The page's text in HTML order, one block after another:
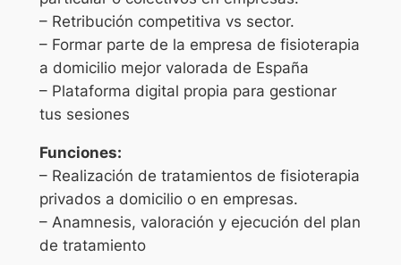
– Retribución competitiva vs sector.
– Formar parte de la empresa de fisioterapia
a domicilio mejor valorada de España
– Plataforma digital propia para gestionar
tus sesiones
Funciones:
– Realización de tratamientos de fisioterapia
privados a domicilio o en empresas.
– Anamnesis, valoración y ejecución del plan
de tratamiento